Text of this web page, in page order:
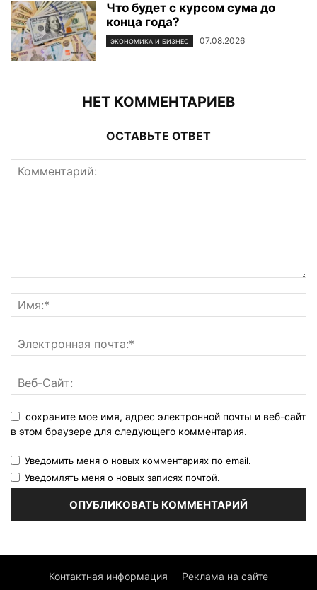
Что будет с курсом сума до
конца года?
ЭКОНОМИКА И БИЗНЕС 07.08.2026
НЕТ КОММЕНТАРИЕВ
ОСТАВЬТЕ ОТВЕТ
сохраните мое имя, адрес электронной почты и веб-сайт
в этом браузере для следующего комментария.
Уведомить меня о новых комментариях по email.
Уведомлять меня о новых записях почтой.
Контактная информация Реклама на сайте